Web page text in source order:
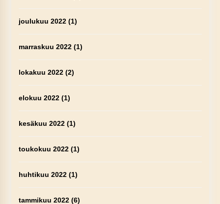
joulukuu 2022(1)
marraskuu 2022(1)
lokakuu 2022(2)
elokuu 2022(1)
kesäkuu 2022(1)
toukokuu 2022(1)
huhtikuu 2022(1)
tammikuu 2022(6)